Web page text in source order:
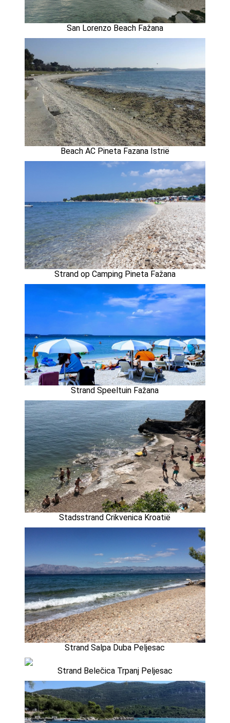
San Lorenzo Beach Fažana
Beach AC Pineta Fazana Istrië
Strand op Camping Pineta Fažana
Strand Speeltuin Fažana
Stadsstrand Crikvenica Kroatië
Strand Salpa Duba Peljesac
Strand Belečica Trpanj Peljesac